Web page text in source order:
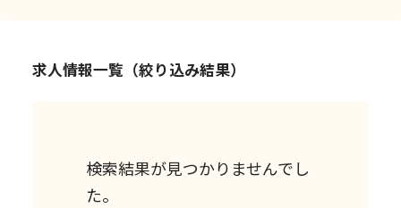
求人情報一覧（絞り込み結果）
検索結果が見つかりませんでし
た。